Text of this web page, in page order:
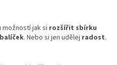
jak si rozšířit sbírku
. Nebo si jen udělej radost.